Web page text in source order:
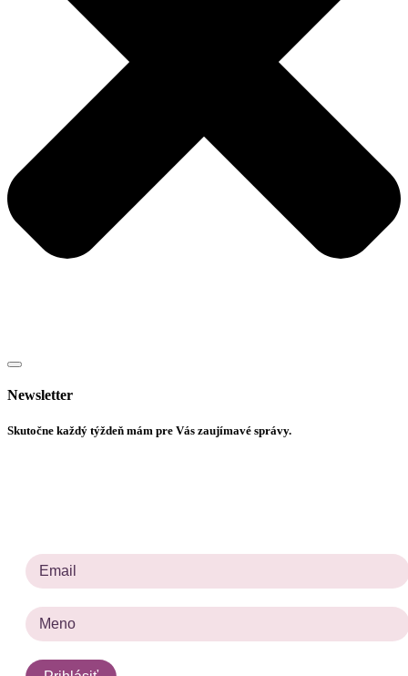
Newsletter
Skutočne každý týždeň mám pre Vás zaujímavé správy.